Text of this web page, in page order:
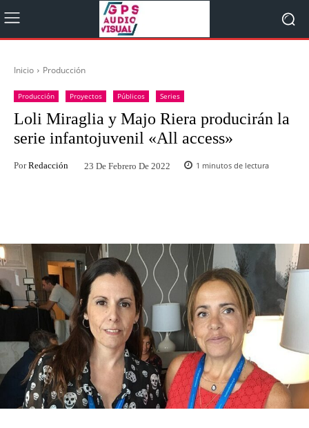
Inicio Producción
Producción Proyectos Públicos Series
Loli Miraglia y Majo Riera producirán la
serie infantojuvenil «All access»
Por Redacción 23 De Febrero De 2022 1 minutos de lectura